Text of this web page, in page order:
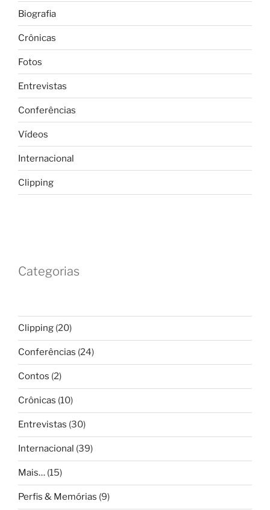
Biografia
Crônicas
Fotos
Entrevistas
Conferências
Vídeos
Internacional
Clipping
Categorias
Clipping (20)
Conferências (24)
Contos (2)
Crônicas (10)
Entrevistas (30)
Internacional (39)
Mais… (15)
Perfis & Memórias (9)